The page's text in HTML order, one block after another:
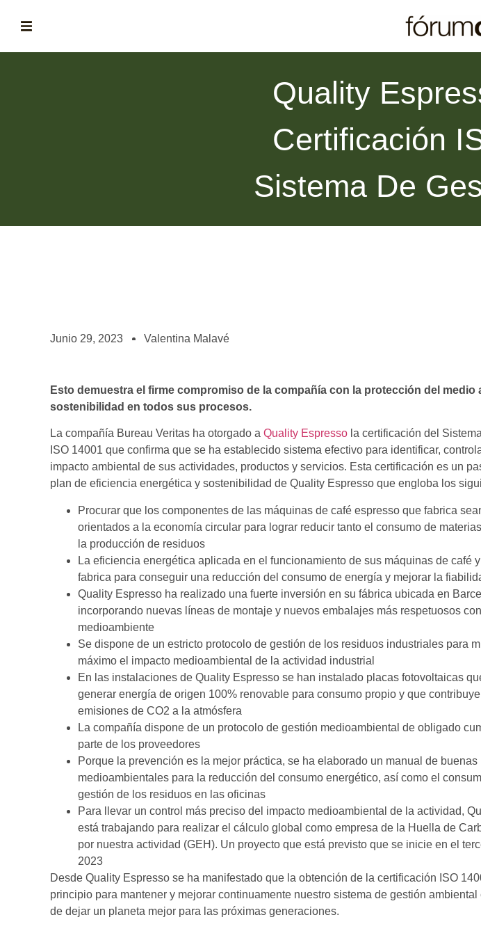
¡te imaginas vivir de tu pasión por el café?
Quality
Certificación
Sistema De
Junio 29, 2023 Valentina Malavé
Esto demuestra el firme compromiso de la compañía con la protección del medio
sostenibilidad en todos sus procesos.
La compañía Bureau Veritas ha otorgado a Quality Espresso la certificación del
ISO 14001 que confirma que se ha establecido sistema efectivo para identificar,
impacto ambiental de sus actividades, productos y servicios. Esta certificación es un
plan de eficiencia energética y sostenibilidad de Quality Espresso que engloba los
Procurar que los componentes de las máquinas de café espresso que fabrica
orientados a la economía circular para lograr reducir tanto el consumo de
la producción de residuos
La eficiencia energética aplicada en el funcionamiento de sus máquinas de café
fabrica para conseguir una reducción del consumo de energía y mejorar la
Quality Espresso ha realizado una fuerte inversión en su fábrica ubicada en
incorporando nuevas líneas de montaje y nuevos embalajes más respetuosos
medioambiente
Se dispone de un estricto protocolo de gestión de los residuos industriales para
máximo el impacto medioambiental de la actividad industrial
En las instalaciones de Quality Espresso se han instalado placas fotovoltaicas
generar energía de origen 100% renovable para consumo propio y que
emisiones de CO2 a la atmósfera
La compañía dispone de un protocolo de gestión medioambiental de obligado
parte de los proveedores
Porque la prevención es la mejor práctica, se ha elaborado un manual de buenas
medioambientales para la reducción del consumo energético, así como el
gestión de los residuos en las oficinas
Para llevar un control más preciso del impacto medioambiental de la actividad,
está trabajando para realizar el cálculo global como empresa de la Huella de
por nuestra actividad (GEH). Un proyecto que está previsto que se inicie en el
2023
Desde Quality Espresso se ha manifestado que la obtención de la certificación ISO
principio para mantener y mejorar continuamente nuestro sistema de gestión
de dejar un planeta mejor para las próximas generaciones.